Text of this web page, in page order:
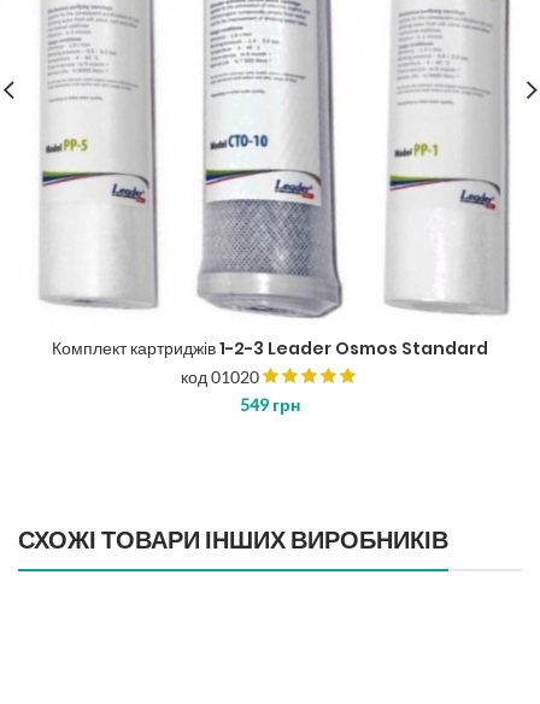
Комплект картриджів 1-2-3 Leader Osmos Standard
код 01020
549 грн
СХОЖІ ТОВАРИ ІНШИХ ВИРОБНИКІВ